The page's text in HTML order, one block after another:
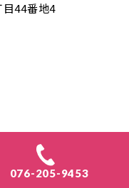
44番地4
076-205-9453